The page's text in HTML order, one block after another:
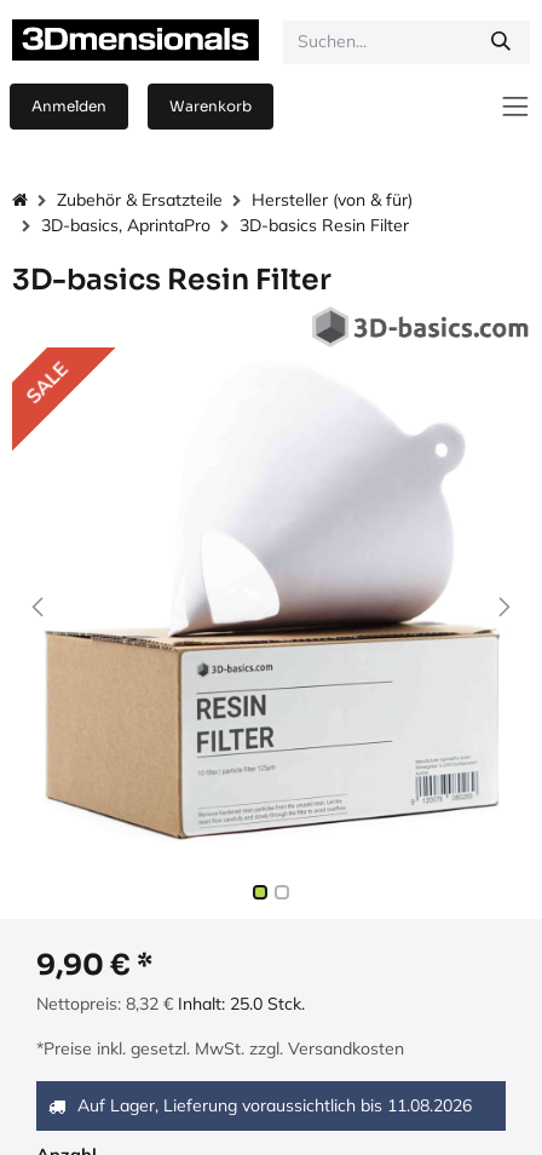
Anmelden Warenkorb
Zubehör & Ersatzteile
Hersteller (von & für)
3D-basics, AprintaPro
3D-basics Resin Filter
3D-basics Resin Filter
SALE
9,90 €
Nettopreis: 8,32 € Inhalt: 25.0 Stck.
*Preise inkl. gesetzl. MwSt. zzgl. Versandkosten
Auf Lager, Lieferung voraussichtlich bis 11.08.2026